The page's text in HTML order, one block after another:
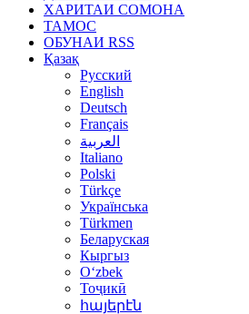
ХАРИТАИ СОМОНА
ТАМОС
ОБУНАИ RSS
Қазақ
Русский
English
Deutsch
Français
العربية
Italiano
Polski
Türkçe
Українська
Türkmen
Беларуская
Кыргыз
Oʻzbek
Тоҷикӣ
հայերէն